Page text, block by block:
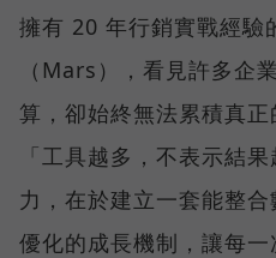
擁有 20 年行銷實戰經驗
（Mars），看見許多企
算，卻始終無法累積真正
「工具越多，不表示結
力，在於建立一套能整
優化的成長機制，讓每